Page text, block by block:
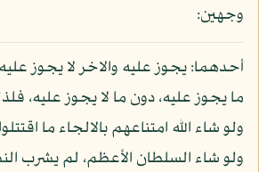
وجهين:
أحدهما: يجوز عليه والاخر لا يجوز
ما يجوز عليه، دون ما لا يجوز عليه،
ولو شاء الله امتناعهم بالالجاء ما
ولو شاء السلطان الأعظم، لم يشرب